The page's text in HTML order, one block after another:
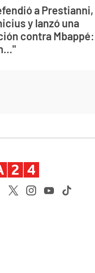
a Prestianni,
y lanzó una
contra Mbappé: